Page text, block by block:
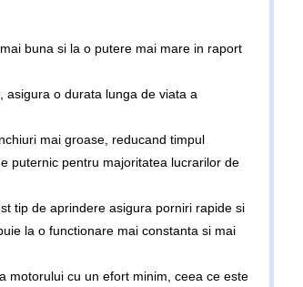
buna si la o putere mai mare in raport
asigura o durata lunga de viata a
mai groase, reducand timpul
puternic pentru majoritatea lucrarilor de
tip de aprindere asigura porniri rapide si
la o functionare mai constanta si mai
motorului cu un efort minim, ceea ce este